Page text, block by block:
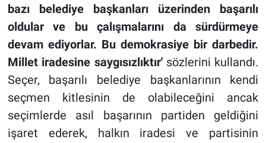
bazı belediye başkanları üzerinden başarılı
oldular ve bu çalışmalarını da sürdürmeye
devam ediyorlar. Bu demokrasiye bir darbedir.
Millet iradesine saygısızlıktır' sözlerini kullandı.
Seçer, başarılı belediye başkanlarının kendi
seçmen kitlesinin de olabileceğini ancak
seçimlerde asıl başarının partiden geldiğini
işaret ederek, halkın iradesi ve partisinin